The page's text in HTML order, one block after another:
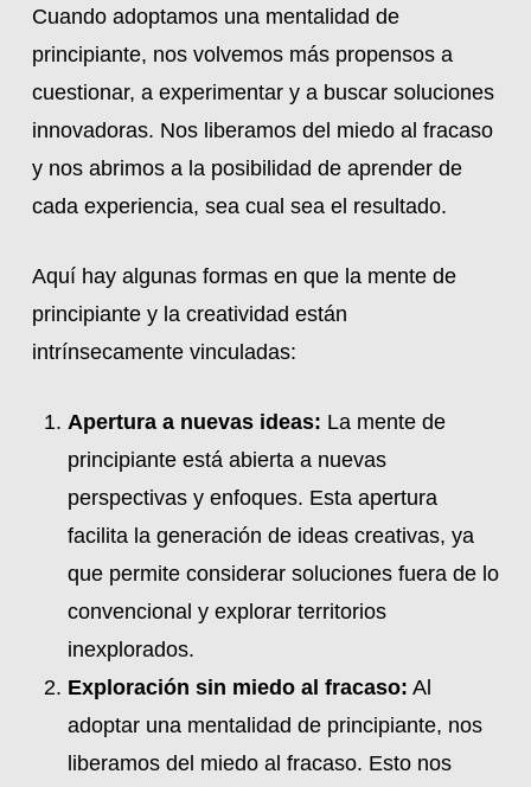
Cuando adoptamos una mentalidad de
principiante, nos volvemos más propensos a
cuestionar, a experimentar y a buscar soluciones
innovadoras. Nos liberamos del miedo al fracaso
y nos abrimos a la posibilidad de aprender de
cada experiencia, sea cual sea el resultado.
Aquí hay algunas formas en que la mente de
principiante y la creatividad están
intrínsecamente vinculadas:
Apertura a nuevas ideas: La mente de
principiante está abierta a nuevas
perspectivas y enfoques. Esta apertura
facilita la generación de ideas creativas, ya
que permite considerar soluciones fuera de lo
convencional y explorar territorios
inexplorados.
Exploración sin miedo al fracaso: Al
adoptar una mentalidad de principiante, nos
liberamos del miedo al fracaso. Esto nos